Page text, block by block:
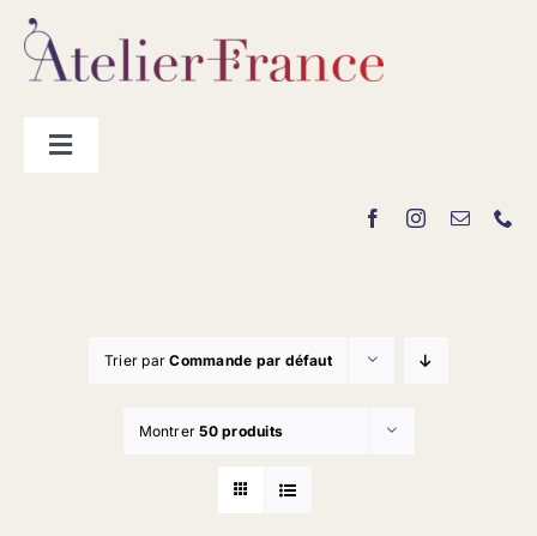
Passer
contenu
Toggle
Trier parCommande par défaut
Montrer50 produits